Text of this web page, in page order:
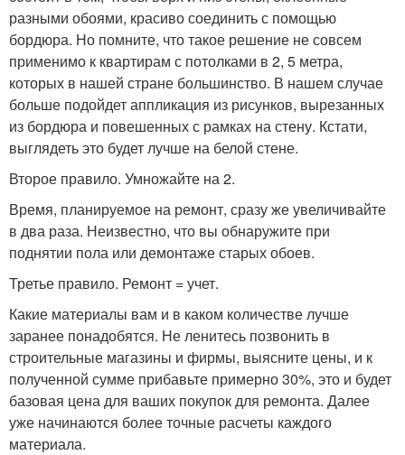
разными обоями, красиво соединить с помощью
бордюра. Но помните, что такое решение не совсем
применимо к квартирам с потолками в 2, 5 метра,
которых в нашей стране большинство. В нашем случае
больше подойдет аппликация из рисунков, вырезанных
из бордюра и повешенных с рамках на стену. Кстати,
выглядеть это будет лучше на белой стене.
Второе правило. Умножайте на 2.
Время, планируемое на ремонт, сразу же увеличивайте
в два раза. Неизвестно, что вы обнаружите при
поднятии пола или демонтаже старых обоев.
Третье правило. Ремонт = учет.
Какие материалы вам и в каком количестве лучше
заранее понадобятся. Не ленитесь позвонить в
строительные магазины и фирмы, выясните цены, и к
полученной сумме прибавьте примерно 30%, это и будет
базовая цена для ваших покупок для ремонта. Далее
уже начинаются более точные расчеты каждого
материала.